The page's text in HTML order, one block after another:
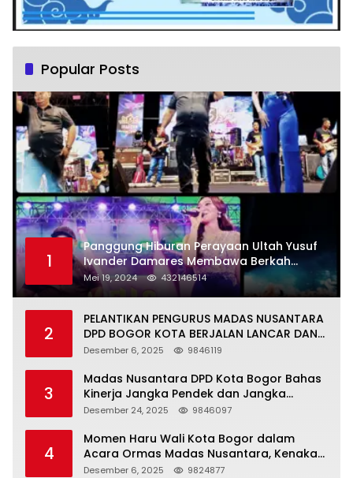
Popular Posts
1
Panggung Hiburan Perayaan Ultah Yusuf
Ivander Damares Membawa Berkah
Warga Kejapanan
Mei 19, 2024 432146514
2
PELANTIKAN PENGURUS MADAS NUSANTARA
DPD BOGOR KOTA BERJALAN LANCAR DAN
KHIDMAT
Desember 6, 2025 9846119
3
Madas Nusantara DPD Kota Bogor Bahas
Kinerja Jangka Pendek dan Jangka
Panjang
Desember 24, 2025 9846097
4
Momen Haru Wali Kota Bogor dalam
Acara Ormas Madas Nusantara, Kenakan
Peci Hitam Tinggi sebagai Simbol
Desember 6, 2025 9824877